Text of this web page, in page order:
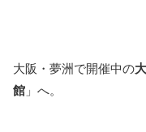
大阪・夢洲で開催中の
館 」へ。